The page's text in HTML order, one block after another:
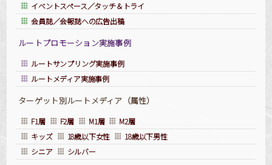
イベントスペース／タッチ＆トライ
会員誌／会報誌への広告出稿
ルートプロモーション実施事例
ルートサンプリング実施事例
ルートメディア実施事例
ターゲット別ルートメディア（属性）
F1層 F2層 M1層
M2層
キッズ
18歳以下女性
18歳以下男性
シニア
シルバー